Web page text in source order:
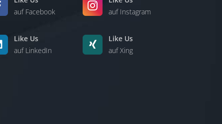
auf Facebook
auf Instagram
Like Us
auf LinkedIn
Like Us
auf Xing